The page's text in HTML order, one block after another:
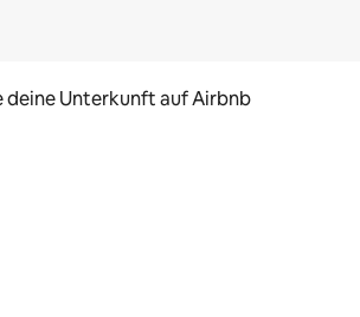
deine Unterkunft auf Airbnb